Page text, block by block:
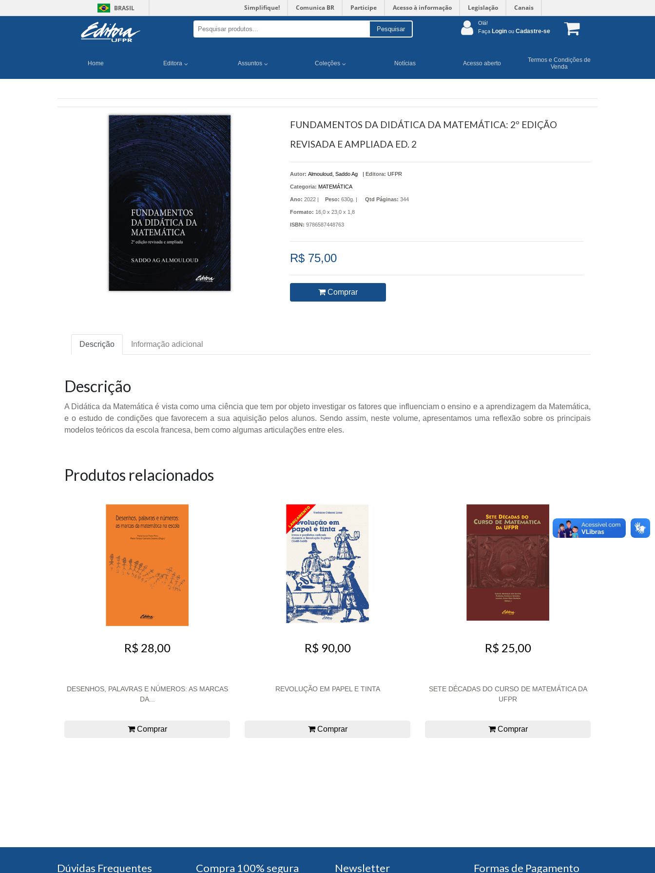
BRASIL Simplifique! Comunica BR Participe Acesso à informação Legislação Canais
Pesquisar
Olá!
Faça Login ou Cadastre-se
Home Editora Assuntos Coleções Notícias Acesso aberto
Termos e Condições de
Venda
FUNDAMENTOS DA DIDÁTICA DA MATEMÁTICA: 2º EDIÇÃO
REVISADA E AMPLIADA ED. 2
Autor: Almouloud, Saddo Ag | Editora: UFPR
Categoria: MATEMÁTICA
Ano: 2022 | Peso: 630g. | Qtd Páginas: 344
Formato: 16,0 x 23,0 x 1,8
ISBN: 9786587448763
R$ 75,00
Comprar
Descrição Informação adicional
Descrição
A Didática da Matemática é vista como uma ciência que tem por objeto investigar os fatores que influenciam o ensino e a aprendizagem da Matemática,
e o estudo de condições que favorecem a sua aquisição pelos alunos. Sendo assim, neste volume, apresentamos uma reflexão sobre os principais
modelos teóricos da escola francesa, bem como algumas articulações entre eles.
Produtos relacionados
R$ 28,00
DESENHOS, PALAVRAS E NÚMEROS: AS MARCAS
DA...
Comprar
R$ 90,00
REVOLUÇÃO EM PAPEL E TINTA
Comprar
R$ 25,00
SETE DÉCADAS DO CURSO DE MATEMÁTICA DA
UFPR
Comprar
Dúvidas Frequentes Compra 100% segura Newsletter Formas de Pagamento